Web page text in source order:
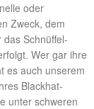
oder
Zweck, dem
Schnüffel-
Wer gar ihre
es auch unserem
Blackhat-
unter schweren